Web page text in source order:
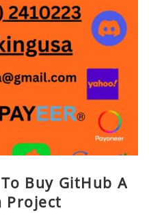
Buy GitHub A
Project